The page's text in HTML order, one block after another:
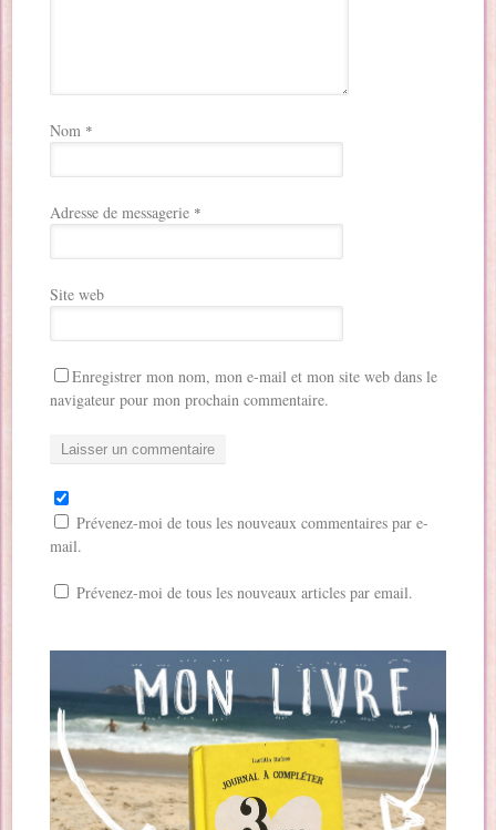
Nom *
Adresse de messagerie *
Site web
Enregistrer mon nom, mon e-mail et mon site web dans le
navigateur pour mon prochain commentaire.
Prévenez-moi de tous les nouveaux commentaires par e-
mail.
Prévenez-moi de tous les nouveaux articles par email.